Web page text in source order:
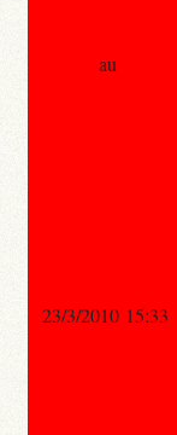
au
23/3/2010 15:33